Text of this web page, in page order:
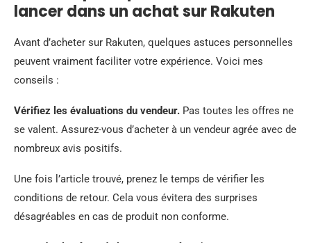
lancer dans un achat sur Rakuten
Avant d’acheter sur Rakuten, quelques astuces personnelles
peuvent vraiment faciliter votre expérience. Voici mes
conseils :
Vérifiez les évaluations du vendeur. Pas toutes les offres ne
se valent. Assurez-vous d’acheter à un vendeur agrée avec de
nombreux avis positifs.
Une fois l’article trouvé, prenez le temps de vérifier les
conditions de retour. Cela vous évitera des surprises
désagréables en cas de produit non conforme.